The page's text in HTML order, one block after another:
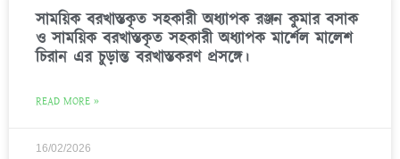
সাময়িক বরখাস্তকৃত সহকারী অধ্যাপক রঞ্জন কুমার বসাক
ও সাময়িক বরখাস্তকৃত সহকারী অধ্যাপক মার্শেল মালেশ
চিরান এর চুড়ান্ত বরখাস্তকরণ প্রসঙ্গে।
READ MORE »
16/02/2026